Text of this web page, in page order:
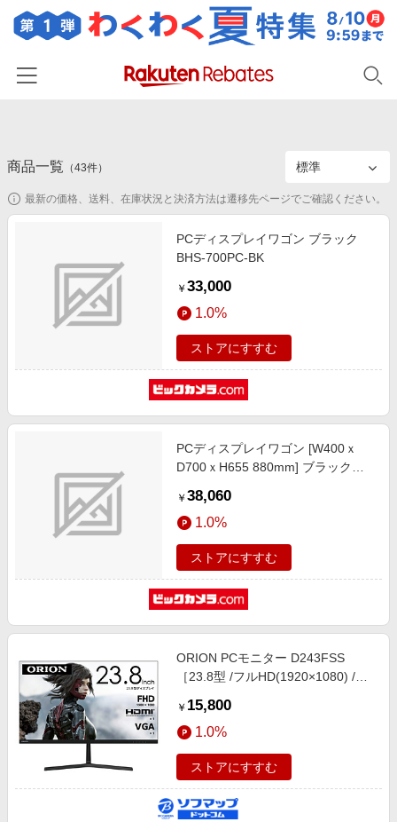
カテゴリー一覧
百貨店・総合ECモール
ファッション・インナー・小物
食品・スイーツ・お酒
日用品・キッチン用品
コスメ・健康・医薬品
家電・PC・スマホ・カメラ
ペット・花・DIY・車
旅行・レジャー・ホテル予約
金融・マネー・保険
イベント一覧
初回購入者限定特典
対象ストア新規限定特典
新着ストアのご紹介
楽天サービス特集
お中元特集2026
わくわく夏特集
とことん買い物チャレンジ
Apple公式サイト×楽天カード分割払い
友達紹介
楽天IDでログイン/会員登録
商品一覧 （43件）
最新の価格、送料、在庫状況と決済方法は遷移先ページでご確認ください。
PCディスプレイワゴン ブラック
BHS-700PC-BK
￥ 33,000
1.0%
ストアにすすむ
PCディスプレイワゴン [W400ｘ
D700ｘH655 880mm] ブラック
￥ 38,060
1.0%
ストアにすすむ
ORION PCモニター D243FSS
［23.8型 /フルHD(1920×1080) /ワ
￥ 15,800
1.0%
ストアにすすむ